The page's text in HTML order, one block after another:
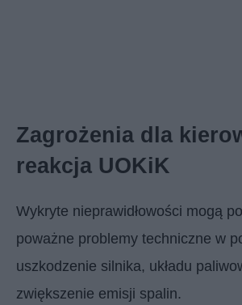
Zagrożenia dla
reakcja UOKiK
Wykryte nieprawidłowości mogą
poważne problemy techniczne w
uszkodzenie silnika, układu
zwiększenie emisji spalin.